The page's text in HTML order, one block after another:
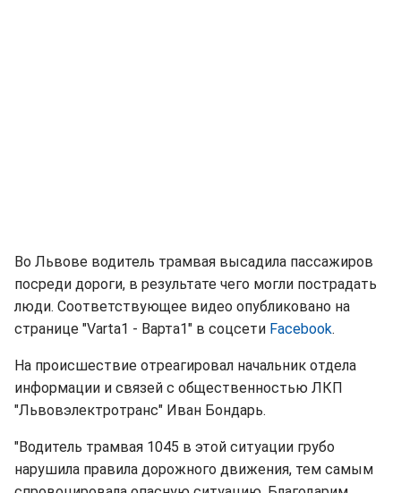
Во Львове водитель трамвая высадила пассажиров
посреди дороги, в результате чего могли пострадать
люди. Соответствующее видео опубликовано на
странице "Varta1 - Варта1" в соцсети Facebook.
На происшествие отреагировал начальник отдела
информации и связей с общественностью ЛКП
"Львовэлектротранс" Иван Бондарь.
"Водитель трамвая 1045 в этой ситуации грубо
нарушила правила дорожного движения, тем самым